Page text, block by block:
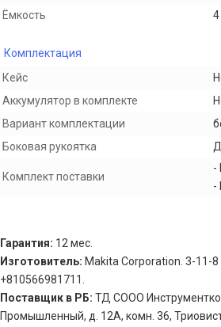
Ёмкость
4
Комплектация
Кейс
Аккумулятор в комплекте
Вариант комплектации
Боковая рукоятка
Комплект поставки
-
-
Гарантия: 12 мес.
Изготовитель: Makita Corporation. 3-11-
+810566981711.
Поставщик в РБ: ТД СООО
Промышленный, д. 12А, комн. 36,